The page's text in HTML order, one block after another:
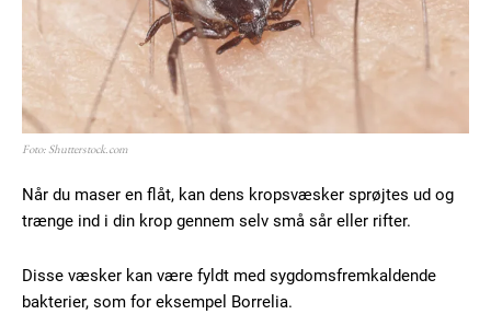
Foto: Shutterstock.com
Når du maser en flåt, kan dens kropsvæsker sprøjtes ud og
trænge ind i din krop gennem selv små sår eller rifter.
Disse væsker kan være fyldt med sygdomsfremkaldende
bakterier, som for eksempel Borrelia.